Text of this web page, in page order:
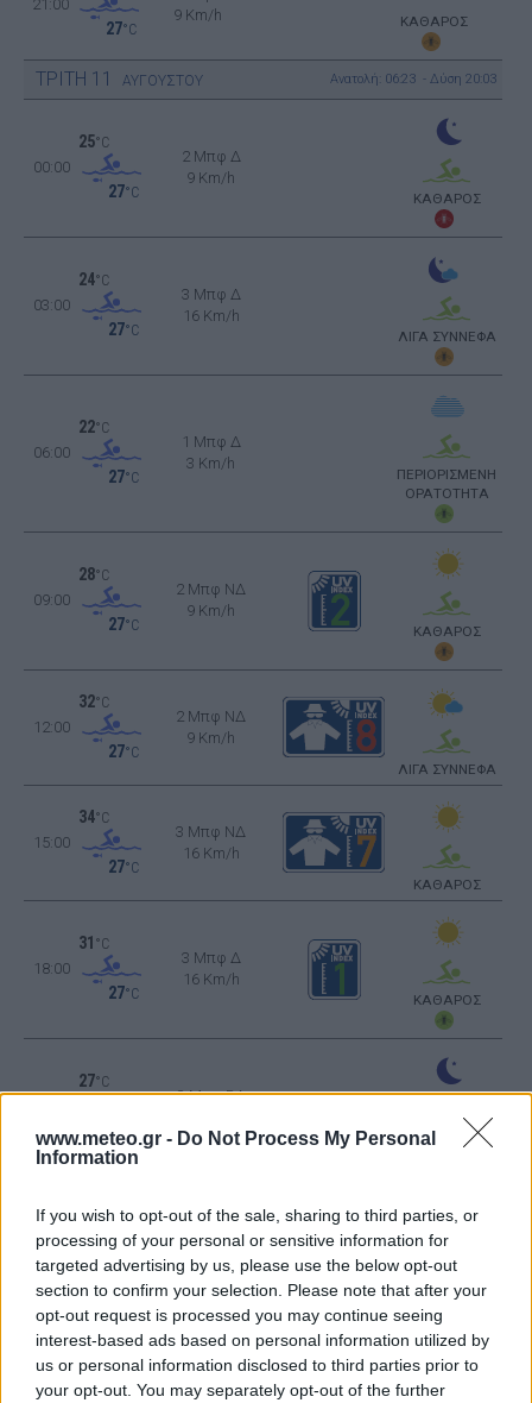
www.meteo.gr - Do Not Process My Personal
Information
If you wish to opt-out of the sale, sharing to third parties, or
processing of your personal or sensitive information for
targeted advertising by us, please use the below opt-out
section to confirm your selection. Please note that after your
opt-out request is processed you may continue seeing
interest-based ads based on personal information utilized by
us or personal information disclosed to third parties prior to
your opt-out. You may separately opt-out of the further
21:00
27°C
9 Km/h
ΚΑΘΑΡΟΣ
ΤΡΙΤΗ 11 ΑΥΓΟΥΣΤΟΥ Ανατολή: 06:23 - Δύση 20:03
00:00
25°C
27°C
2 Μπφ Δ
9 Km/h
ΚΑΘΑΡΟΣ
03:00
24°C
27°C
3 Μπφ Δ
16 Km/h
ΛΙΓΑ ΣΥΝΝΕΦΑ
06:00
22°C
27°C
1 Μπφ Δ
3 Km/h
ΠΕΡΙΟΡΙΣΜΕΝΗ
ΟΡΑΤΟΤΗΤΑ
09:00
28°C
27°C
2 Μπφ ΝΔ
9 Km/h
ΚΑΘΑΡΟΣ
12:00
32°C
27°C
2 Μπφ ΝΔ
9 Km/h
ΛΙΓΑ ΣΥΝΝΕΦΑ
15:00
34°C
27°C
3 Μπφ ΝΔ
16 Km/h
ΚΑΘΑΡΟΣ
18:00
31 °C
27°C
3 Μπφ Δ
16 Km/h
ΚΑΘΑΡΟΣ
27°C
27 °C
3 Μπφ ΒΔ
ΚΑΘΑΡΟΣ
00:00
25°C
27°C
2 Μπφ Δ
ΠΕΡΙΟΡΙΣΜΕΝΗ
ΟΡΑΤΟΤΗΤΑ